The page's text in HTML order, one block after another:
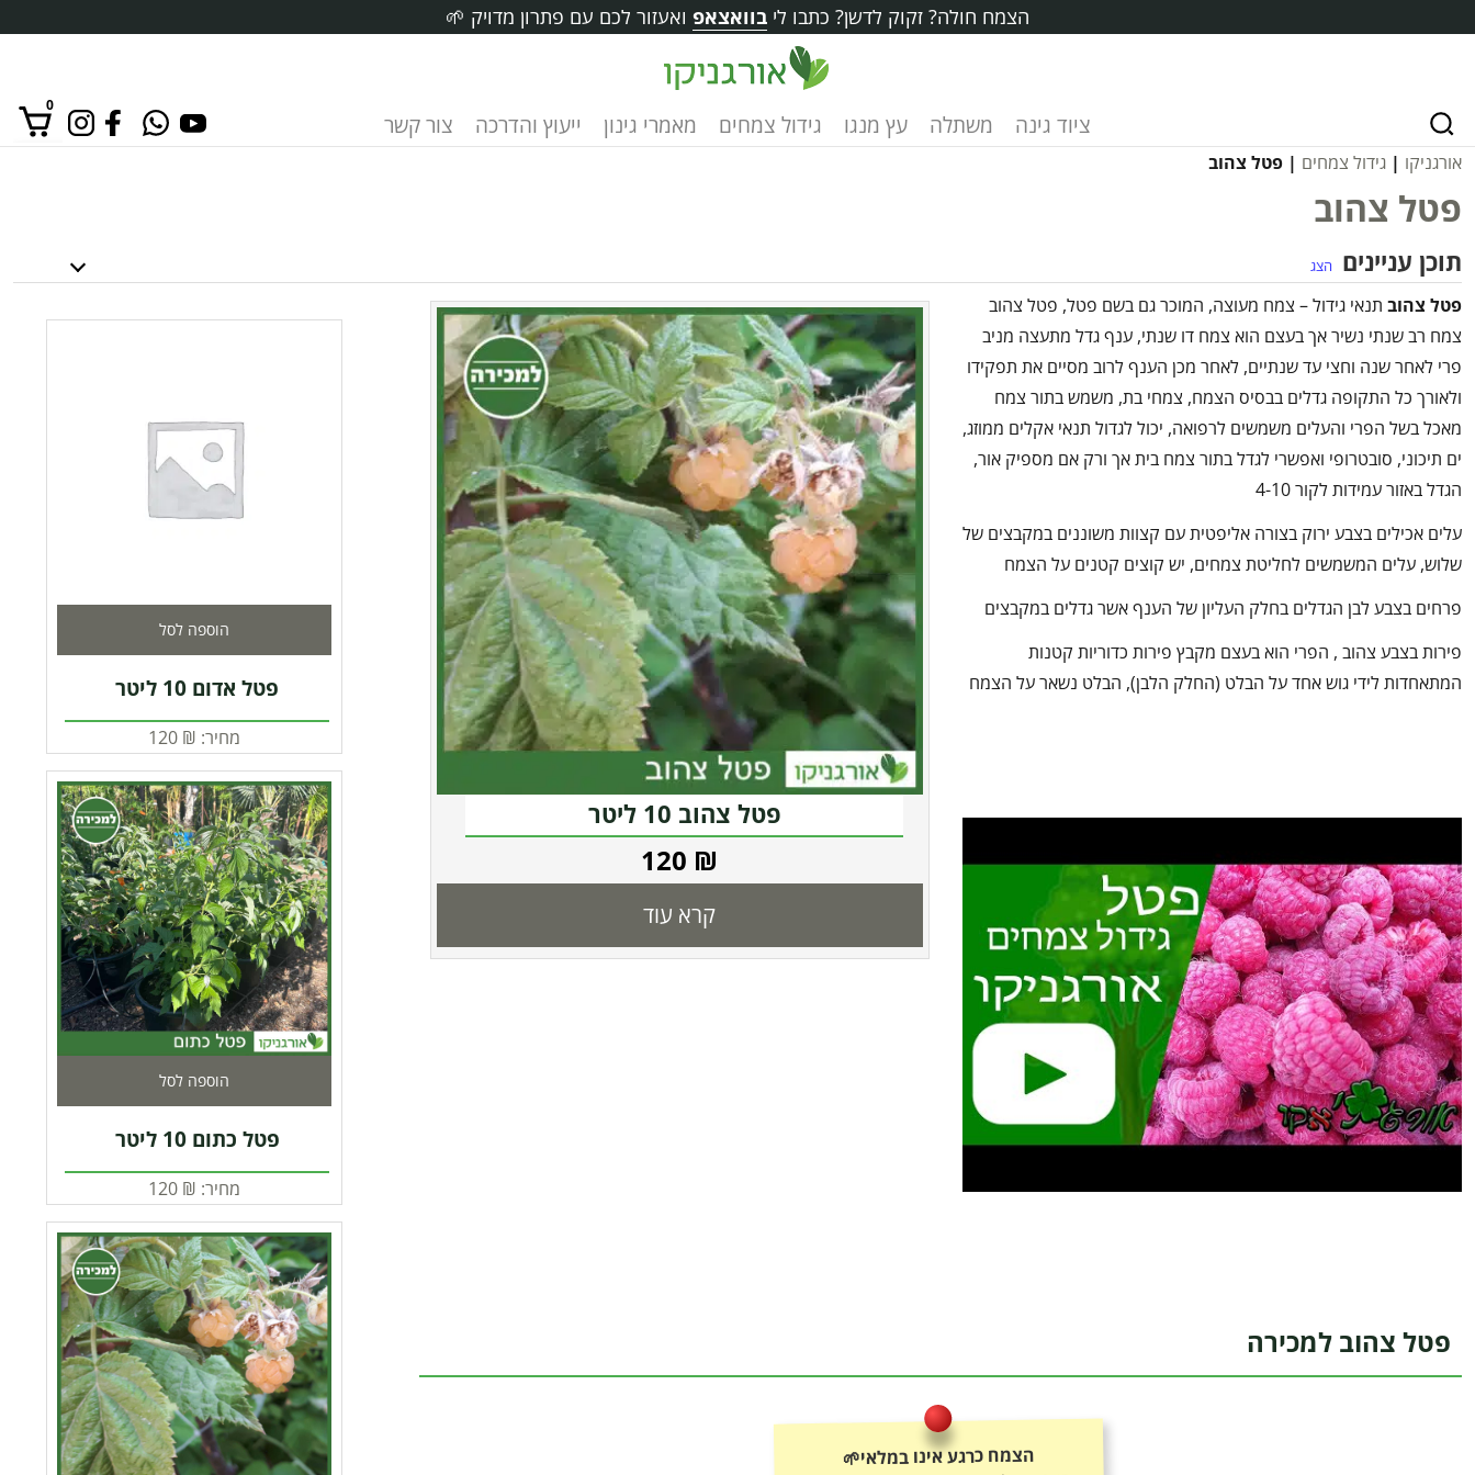
הצמח חולה? זקוק לדשן? כתבו לי בוואצאפ ואעזור לכם עם פתרון מדויק 🌱
ציוד גינה משתלה עץ מנגו גידול צמחים מאמרי גינון ייעוץ והדרכה צור קשר
0
אורגניקו | גידול צמחים | פטל צהוב
פטל צהוב
תוכן עניינים הצג
פטל צהוב 10 ליטר
120 ₪
קרא עוד
פטל צהוב תנאי גידול – צמח מעוצה, המוכר גם בשם פטל, פטל צהוב
צמח רב שנתי נשיר אך בעצם הוא צמח דו שנתי, ענף גדל מתעצה מניב
פרי לאחר שנה וחצי עד שנתיים, לאחר מכן הענף לרוב מסיים את תפקידו
ולאורך כל התקופה גדלים בבסיס הצמח, צמחי בת, משמש בתור צמח
מאכל בשל הפרי והעלים משמשים לרפואה, יכול לגדול תנאי אקלים ממוזג,
ים תיכוני, סובטרופי ואפשרי לגדל בתור צמח בית אך ורק אם מספיק אור,
הגדל באזור עמידות לקור 4-10
עלים אכילים בצבע ירוק בצורה אליפטית עם קצוות משוננים במקבצים של
שלוש, עלים המשמשים לחליטת צמחים, יש קוצים קטנים על הצמח
פרחים בצבע לבן הגדלים בחלק העליון של הענף אשר גדלים במקבצים
פירות בצבע צהוב , הפרי הוא בעצם מקבץ פירות כדוריות קטנות
המתאחדות לידי גוש אחד על הבלט (החלק הלבן), הבלט נשאר על הצמח
פטל צהוב למכירה
הצמח כרגע אינו במלאי🌱
הוספה לסל
פטל אדום 10 ליטר
מחיר: ₪
הוספה לסל
פטל כתום 10 ליטר
מחיר: ₪